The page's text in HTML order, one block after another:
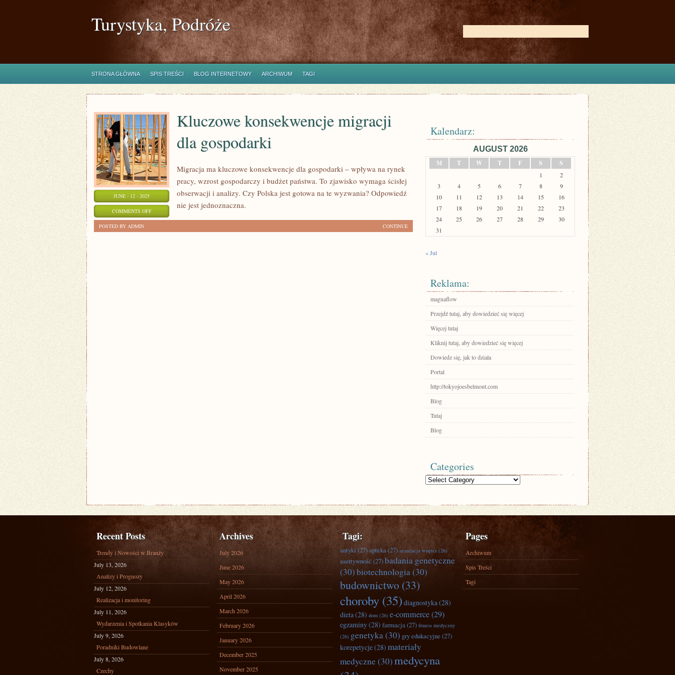
Turystyka, Podróże
STRONA GŁÓWNA SPIS TREŚCI BLOG INTERNETOWY ARCHIWUM TAGI
JUNE - 12 - 2025
COMMENTS OFFON
Kluczowe konsekwencje migracji
dla gospodarki
Migracja ma kluczowe konsekwencje dla gospodarki – wpływa na rynek
pracy, wzrost gospodarczy i budżet państwa. To zjawisko wymaga ścisłej
obserwacji i analizy. Czy Polska jest gotowa na te wyzwania? Odpowiedź
nie jest jednoznaczna.
CONTINUE
POSTED BY ADMIN
Kalendarz:
AUGUST 2026
M
T W T F S S
1
2
3
4 5 6 7 8
9
10
11 12 13 14 15
16
17
18 19 20 21 22
23
24
25 26 27 28 29
30
31
« Jul
Reklama:
magnaflow
Przejdź tutaj, aby dowiedzieć się więcej
Więcej tutaj
Kliknij tutaj, aby dowiedzieć się więcej
Dowiedz się, jak to działa
Portal
http://tokyojoesbelmont.com
Blog
Tutaj
Blog
Categories
Categories
Recent Posts
Trendy i Nowości w Branży
July 13, 2026
Analizy i Prognozy
July 12, 2026
Realizacja i monitoring
July 11, 2026
Wydarzenia i Spotkania Klasyków
July 9, 2026
Poradniki Budowlane
July 8, 2026
Czechy
Archives
July 2026
June 2026
May 2026
April 2026
March 2026
February 2026
January 2026
December 2025
November 2025
Tagi:
antyki(27)apteka(27) aranżacja wnętrz (26)
asertywność (27)badania genetyczne
(30)biotechnologia(30)
budownictwo (33)
choroby (35) diagnostyka(28)
dieta(28) dom (26) e-commerce(29)
egzaminy(28) farmacja(27) fitness medyczny
(26) genetyka(30) gry edukacyjne (27)
korepetycje(28) materiały
medyczne (30)medycyna
Pages
Archiwum
Spis Treści
Tagi